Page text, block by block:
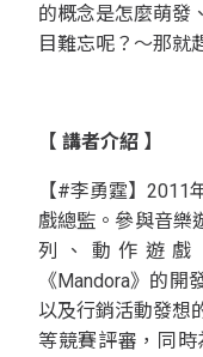
的概念是怎麼萌發
目難忘呢？～那就
【 講者介紹 】
【#李勇霆】2011
戲總監。參與音樂
列、動作遊戲
《Mandora》的開
以及行銷活動發想
等競賽評審，同時